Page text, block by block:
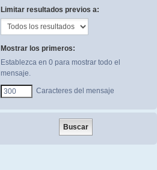
Limitar resultados previos a:
Mostrar los primeros:
Establezca en 0 para mostrar todo el
mensaje.
Caracteres del mensaje